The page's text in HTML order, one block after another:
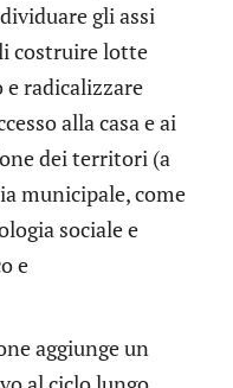
gli assi
costruire lotte
e radicalizzare
alla casa e ai
dei territori (a
municipale, come
sociale e
e
aggiunge un